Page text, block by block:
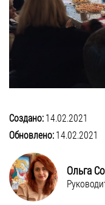
Создано:14.02.2021
Обновлено:14.02.2021
Ольга